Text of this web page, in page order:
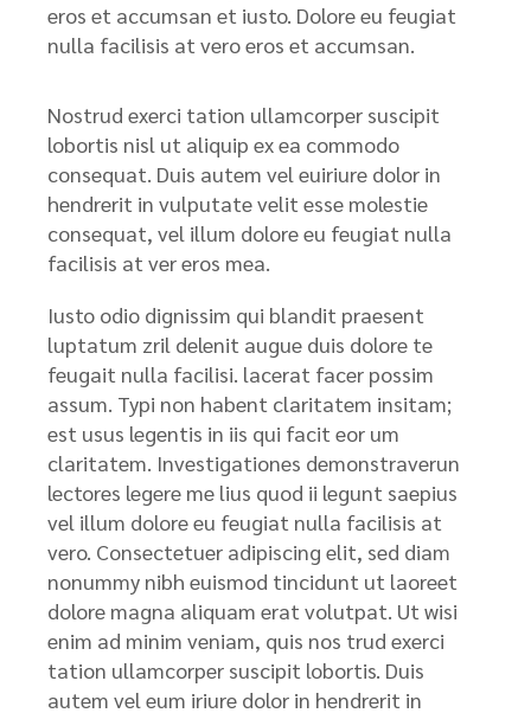
eros et accumsan et iusto. Dolore eu feugiat
nulla facilisis at vero eros et accumsan.
Nostrud exerci tation ullamcorper suscipit
lobortis nisl ut aliquip ex ea commodo
consequat. Duis autem vel euiriure dolor in
hendrerit in vulputate velit esse molestie
consequat, vel illum dolore eu feugiat nulla
facilisis at ver eros mea.
Iusto odio dignissim qui blandit praesent
luptatum zril delenit augue duis dolore te
feugait nulla facilisi. lacerat facer possim
assum. Typi non habent claritatem insitam;
est usus legentis in iis qui facit eor um
claritatem. Investigationes demonstraverun
lectores legere me lius quod ii legunt saepius
vel illum dolore eu feugiat nulla facilisis at
vero. Consectetuer adipiscing elit, sed diam
nonummy nibh euismod tincidunt ut laoreet
dolore magna aliquam erat volutpat. Ut wisi
enim ad minim veniam, quis nos trud exerci
tation ullamcorper suscipit lobortis. Duis
autem vel eum iriure dolor in hendrerit in